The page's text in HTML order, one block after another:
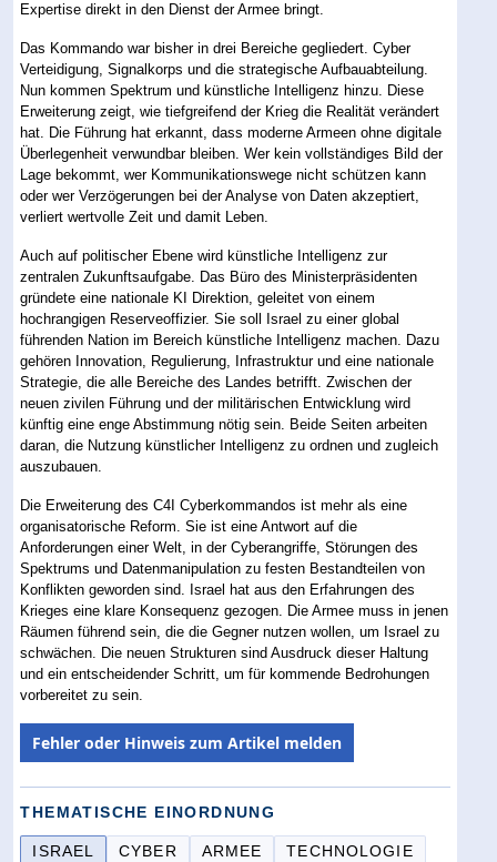
Expertise direkt in den Dienst der Armee bringt.
Das Kommando war bisher in drei Bereiche gegliedert. Cyber
Verteidigung, Signalkorps und die strategische Aufbauabteilung.
Nun kommen Spektrum und künstliche Intelligenz hinzu. Diese
Erweiterung zeigt, wie tiefgreifend der Krieg die Realität verändert
hat. Die Führung hat erkannt, dass moderne Armeen ohne digitale
Überlegenheit verwundbar bleiben. Wer kein vollständiges Bild der
Lage bekommt, wer Kommunikationswege nicht schützen kann
oder wer Verzögerungen bei der Analyse von Daten akzeptiert,
verliert wertvolle Zeit und damit Leben.
Auch auf politischer Ebene wird künstliche Intelligenz zur
zentralen Zukunftsaufgabe. Das Büro des Ministerpräsidenten
gründete eine nationale KI Direktion, geleitet von einem
hochrangigen Reserveoffizier. Sie soll Israel zu einer global
führenden Nation im Bereich künstliche Intelligenz machen. Dazu
gehören Innovation, Regulierung, Infrastruktur und eine nationale
Strategie, die alle Bereiche des Landes betrifft. Zwischen der
neuen zivilen Führung und der militärischen Entwicklung wird
künftig eine enge Abstimmung nötig sein. Beide Seiten arbeiten
daran, die Nutzung künstlicher Intelligenz zu ordnen und zugleich
auszubauen.
Die Erweiterung des C4I Cyberkommandos ist mehr als eine
organisatorische Reform. Sie ist eine Antwort auf die
Anforderungen einer Welt, in der Cyberangriffe, Störungen des
Spektrums und Datenmanipulation zu festen Bestandteilen von
Konflikten geworden sind. Israel hat aus den Erfahrungen des
Krieges eine klare Konsequenz gezogen. Die Armee muss in jenen
Räumen führend sein, die die Gegner nutzen wollen, um Israel zu
schwächen. Die neuen Strukturen sind Ausdruck dieser Haltung
und ein entscheidender Schritt, um für kommende Bedrohungen
vorbereitet zu sein.
Fehler oder Hinweis zum Artikel melden
THEMATISCHE EINORDNUNG
ISRAEL CYBER ARMEE
TECHNOLOGIE